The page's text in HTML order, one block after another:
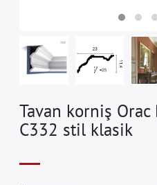
Tavan korniş Orac
C332 stil klasik